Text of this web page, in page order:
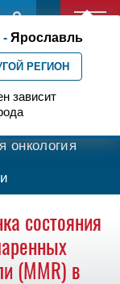
- Ярославль
РЕГИОН
зависит
терапия
онкология
состояния
(MMR) в